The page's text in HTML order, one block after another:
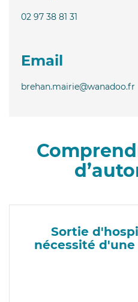
02 97 38 81 31
Email
brehan.mairie@wanadoo.fr
Sortie
nécessité